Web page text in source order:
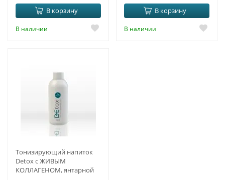
В корзину
В наличии
В корзину
В наличии
Тонизирующий напиток
Detox с ЖИВЫМ
КОЛЛАГЕНОМ, янтарной